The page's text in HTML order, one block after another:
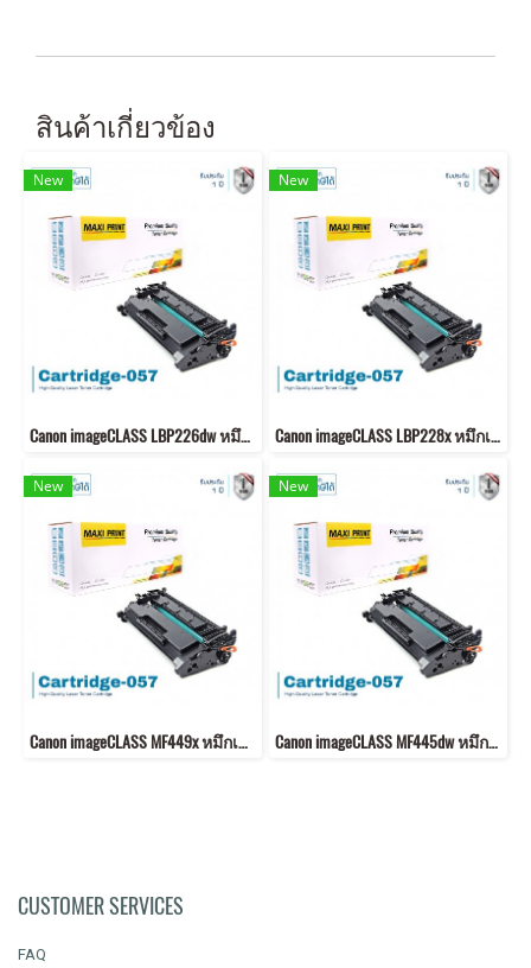
สินค้าเกี่ยวข้อง
New
Canon imageCLASS LBP226dw หมึกเครื่องปริ้น 057 คุณภาพสูง พิมพ์คมชัด!
New
Canon imageCLASS LBP228x หมึกเครื่องปริ้น 057 คุณภาพสูง พิมพ์คมชัด!
New
Canon imageCLASS MF449x หมึกเครื่องปริ้น 057 พิมพ์คมชัด!
New
Canon imageCLASS MF445dw หมึกเครื่องปริ้น 057 พิมพ์คมชัด!
CUSTOMER SERVICES
FAQ